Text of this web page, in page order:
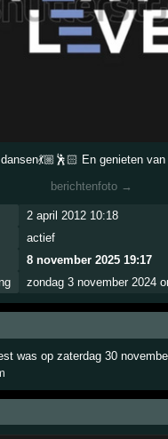
En genieten
berichtenfoto →
2 april 2012 10:18
actief
8 november 2025 19:17
zondag 3 november 2024
was op zaterdag 30